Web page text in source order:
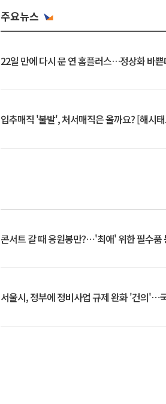
주요뉴스
22일 만에 다시 문 연 홈플러스…정상화 바쁜
입추매직 '불발', 처서매직은 올까요? [해시
콘서트 갈 때 응원봉만?⋯'최애' 위한 필수품
서울시, 정부에 정비사업 규제 완화 '건의'⋯